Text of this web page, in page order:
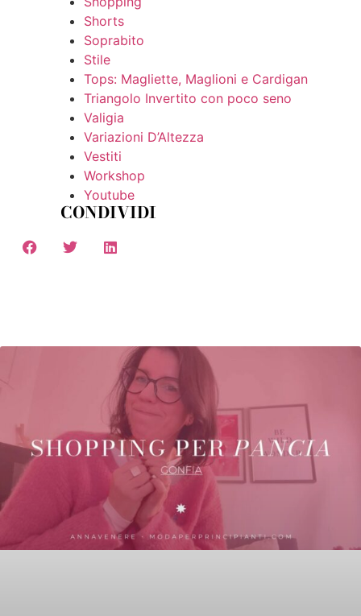
Shorts
Soprabito
Stile
Tops: Magliette, Maglioni e Cardigan
Triangolo Invertito con poco seno
Valigia
Variazioni D’Altezza
Vestiti
Workshop
Youtube
CONDIVIDI